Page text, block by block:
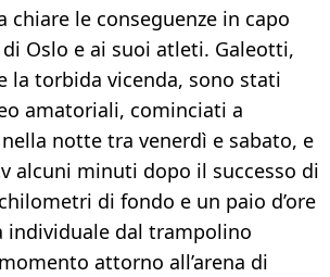
chiare le conseguenze in capo
Oslo e ai suoi atleti. Galeotti,
la torbida vicenda, sono stati
amatoriali, cominciati a
notte tra venerdì e sabato, e
alcuni minuti dopo il successo di
di fondo e un paio d’ore
individuale dal trampolino
attorno all’arena di